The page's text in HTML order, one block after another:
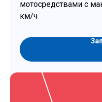
мотосредствами с
км/ч